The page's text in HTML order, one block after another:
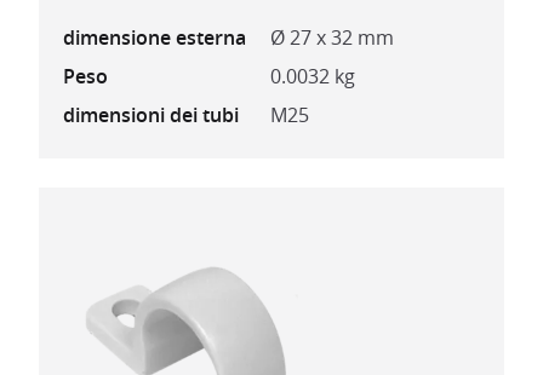
dimensione esterna
Ø 27 x 32 mm
Peso
0.0032 kg
dimensioni dei tubi
M25